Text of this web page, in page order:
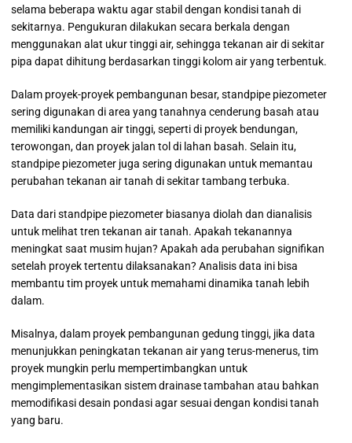
selama beberapa waktu agar stabil dengan kondisi tanah di
sekitarnya. Pengukuran dilakukan secara berkala dengan
menggunakan alat ukur tinggi air, sehingga tekanan air di sekitar
pipa dapat dihitung berdasarkan tinggi kolom air yang terbentuk.
Dalam proyek-proyek pembangunan besar, standpipe piezometer
sering digunakan di area yang tanahnya cenderung basah atau
memiliki kandungan air tinggi, seperti di proyek bendungan,
terowongan, dan proyek jalan tol di lahan basah. Selain itu,
standpipe piezometer juga sering digunakan untuk memantau
perubahan tekanan air tanah di sekitar tambang terbuka.
Data dari standpipe piezometer biasanya diolah dan dianalisis
untuk melihat tren tekanan air tanah. Apakah tekanannya
meningkat saat musim hujan? Apakah ada perubahan signifikan
setelah proyek tertentu dilaksanakan? Analisis data ini bisa
membantu tim proyek untuk memahami dinamika tanah lebih
dalam.
Misalnya, dalam proyek pembangunan gedung tinggi, jika data
menunjukkan peningkatan tekanan air yang terus-menerus, tim
proyek mungkin perlu mempertimbangkan untuk
mengimplementasikan sistem drainase tambahan atau bahkan
memodifikasi desain pondasi agar sesuai dengan kondisi tanah
yang baru.